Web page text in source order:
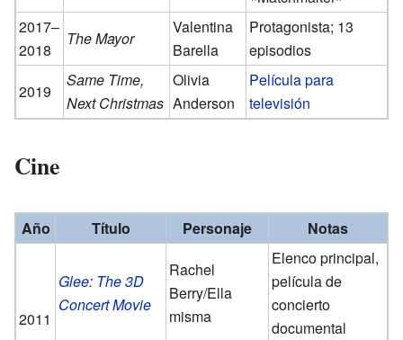
2017–
2018
The Mayor
Valentina
Barella
Protagonista; 13
episodios
2019
Same Time,
Next Christmas
Olivia
Anderson
Película para
televisión
Cine
Año Título Personaje Notas
2011
Glee: The 3D
Concert Movie
Rachel
Berry/Ella
misma
Elenco principal,
película de
concierto
documental